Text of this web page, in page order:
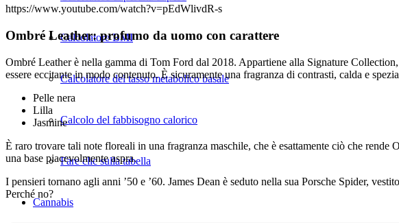
Calcolatore BMI
Calcolatore del tasso metabolico basale
Calcolo del fabbisogno calorico
Fare clic sulla tabella
Cannabis
https://www.youtube.com/watch?v=pEdWlivdR-s
Ombré Leather: profumo da uomo con carattere
Ombré Leather è nella gamma di Tom Ford dal 2018. Appartiene alla Signature
essere eccitante in modo contenuto. È sicuramente una fragranza di contrasti, calda e
Pelle nera
Lilla
Jasmine
È raro trovare tali note floreali in una fragranza maschile, che è esattamente ciò che
una base piacevolmente aspra.
I pensieri tornano agli anni ’50 e ’60. James Dean è seduto nella sua Porsche Spider,
Perché no?